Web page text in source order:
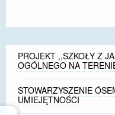
PROJEKT ,,SZKOŁY Z
OGÓLNEGO NA
STOWARZYSZENIE
UMIEJĘTNOŚCI